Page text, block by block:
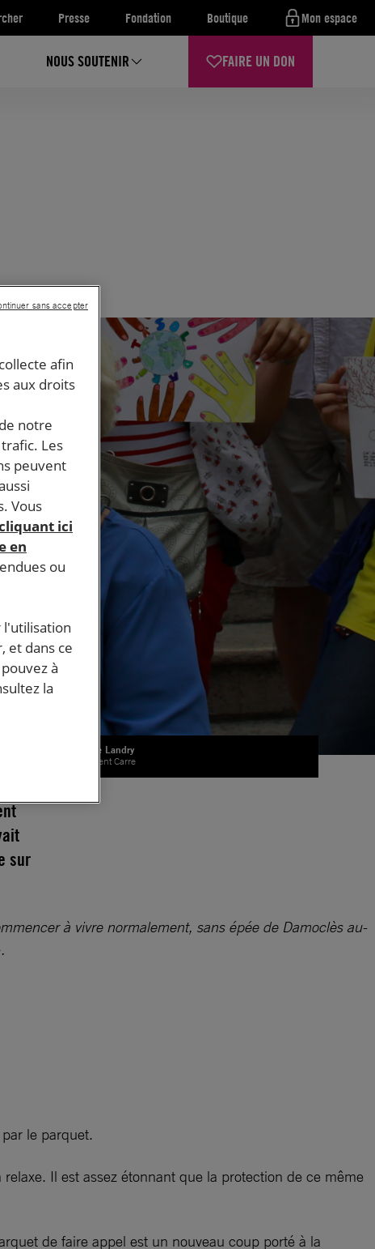
Presse Fondation Boutique Mon espace
NOUS SOUTENIR FAIRE UN DON
Martine Landry
© Laurent Carre
sur
à vivre normalement, sans épée de Damoclès au-
le parquet.
Il est assez étonnant que la protection de ce même
de faire appel est un nouveau coup porté à la
afin
aux droits
notre
Les
peuvent
Vous
ici
en
ou
l'utilisation
et dans ce
à
la
sans accepter